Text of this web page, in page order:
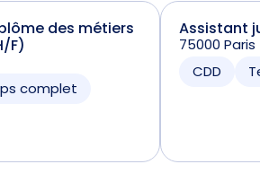
des métiers
F)
complet
Assistant
75000 Paris
CDD